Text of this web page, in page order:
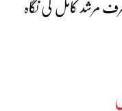
مرشد کامل کی نگاہ